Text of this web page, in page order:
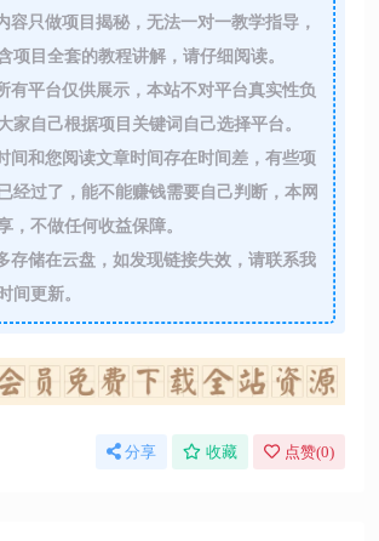
只做项目揭秘，无法一对一教学指导，
项目全套的教程讲解，请仔细阅读。
有平台仅供展示，本站不对平台真实性负
家自己根据项目关键词自己选择平台。
间和您阅读文章时间存在时间差，有些项
经过了，能不能赚钱需要自己判断，本网
，不做任何收益保障。
存储在云盘，如发现链接失效，请联系我
间更新。
分享 收藏 点赞(0)